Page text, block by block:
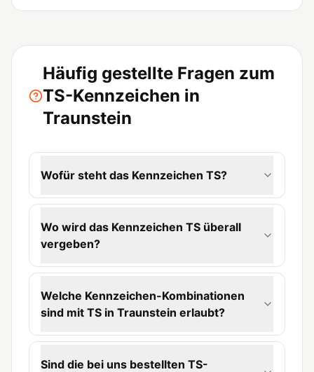
Häufig gestellte Fragen zum
TS-Kennzeichen in
Traunstein
Wofür steht das Kennzeichen TS?
Wo wird das Kennzeichen TS überall
vergeben?
Welche Kennzeichen-Kombinationen
sind mit TS in Traunstein erlaubt?
Sind die bei uns bestellten TS-